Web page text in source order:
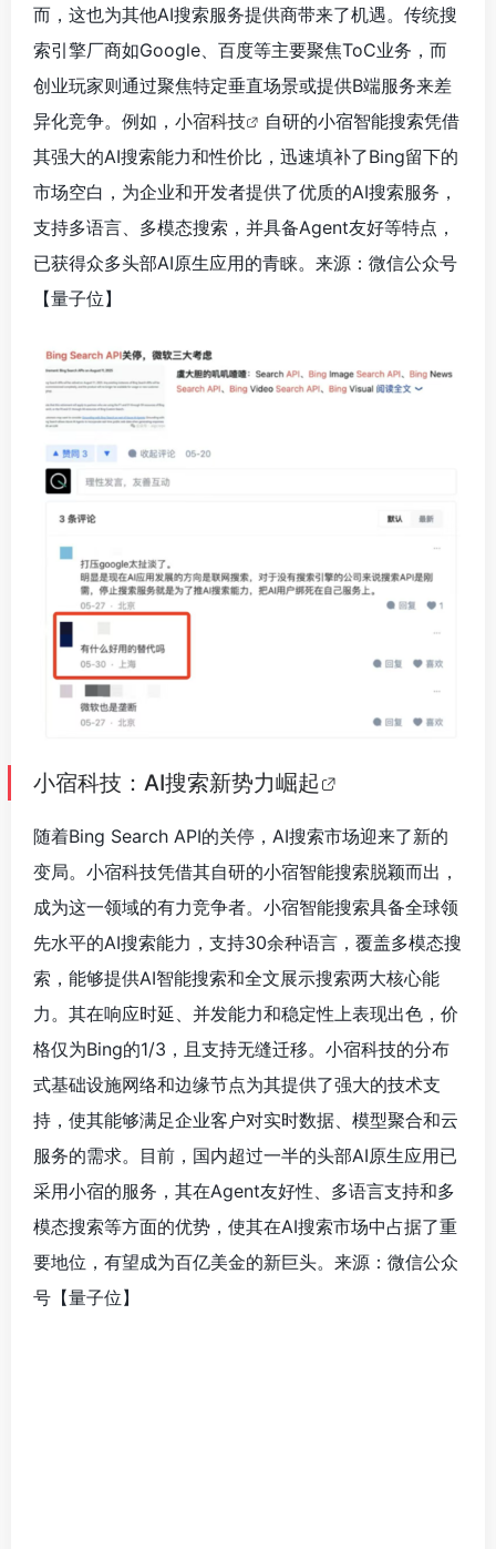
而，这也为其他AI搜索服务提供商带来了机遇。传统搜
索引擎厂商如Google、百度等主要聚焦ToC业务，而
创业玩家则通过聚焦特定垂直场景或提供B端服务来差
异化竞争。例如， 小宿科技
自研的小宿智能搜索凭借
其强大的AI搜索能力和性价比，迅速填补了Bing留下的
市场空白，为企业和开发者提供了优质的AI搜索服务，
支持多语言、多模态搜索，并具备Agent友好等特点，
已获得众多头部AI原生应用的青睐。来源：微信公众号
【量子位】
小宿科技：AI搜索新势力崛起
随着Bing Search API的关停，AI搜索市场迎来了新的
变局。小宿科技凭借其自研的小宿智能搜索脱颖而出，
成为这一领域的有力竞争者。小宿智能搜索具备全球领
先水平的AI搜索能力，支持30余种语言，覆盖多模态搜
索，能够提供AI智能搜索和全文展示搜索两大核心能
力。其在响应时延、并发能力和稳定性上表现出色，价
格仅为Bing的1/3，且支持无缝迁移。小宿科技的分布
式基础设施网络和边缘节点为其提供了强大的技术支
持，使其能够满足企业客户对实时数据、模型聚合和云
服务的需求。目前，国内超过一半的头部AI原生应用已
采用小宿的服务，其在Agent友好性、多语言支持和多
模态搜索等方面的优势，使其在AI搜索市场中占据了重
要地位，有望成为百亿美金的新巨头。来源：微信公众
号【量子位】